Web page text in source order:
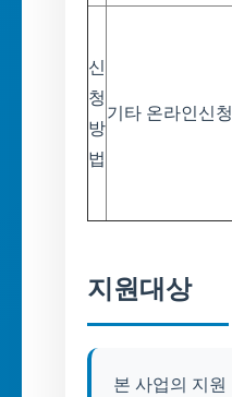
신
청
방
법
기타 온라인신청
지원대상
본 사업의 지원